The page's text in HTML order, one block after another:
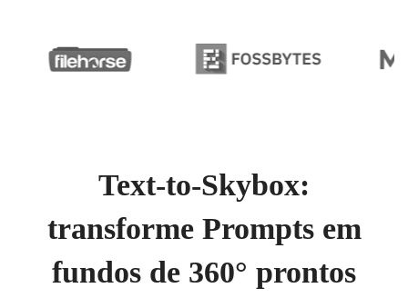
Text-to-Skybox:
transforme Prompts em
fundos de 360° prontos